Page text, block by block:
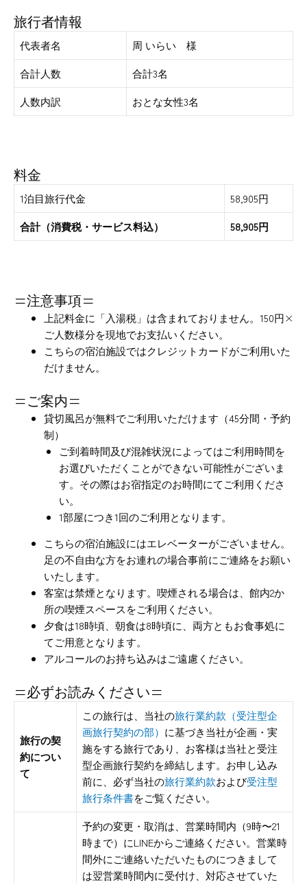
旅行者情報
代表者名
周 いらい 様
合計人数
合計3名
人数内訳
おとな女性3名
料金
1泊目旅行代金
58,905円
合計（消費税・サービス料込）
58,905円
=注意事項=
上記料金に「入湯税」は含まれておりません。150円×
ご人数様分を現地でお支払いください。
こちらの宿泊施設ではクレジットカードがご利用いた
だけません。
=ご案内=
貸切風呂が無料でご利用いただけます（45分間・予約
制）
ご到着時間及び混雑状況によってはご利用時間を
お選びいただくことができない可能性がございま
す。その際はお宿指定のお時間にてご利用くださ
い。
1部屋につき1回のご利用となります。
こちらの宿泊施設にはエレベーターがございません。
足の不自由な方をお連れの場合事前にご連絡をお願い
いたします。
客室は禁煙となります。喫煙される場合は、館内2か
所の喫煙スペースをご利用ください。
夕食は18時頃、朝食は8時頃に、両方ともお食事処に
てご用意となります。
アルコールのお持ち込みはご遠慮ください。
=必ずお読みください=
旅行の契
約につい
て
この旅行は、当社の旅行業約款（受注型企
画旅行契約の部） に基づき当社が企画・実
施をする旅行であり、お客様は当社と受注
型企画旅行契約を締結します。お申し込み
前に、必ず当社の旅行業約款および受注型
旅行条件書をご覧ください。
予約の変更・取消は、営業時間内（9時〜21
時まで）にLINEからご連絡ください。営業時
間外にご連絡いただいたものにつきまして
は翌営業時間内に受付け、対応させていた